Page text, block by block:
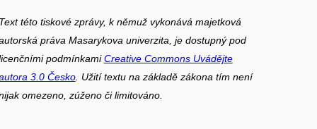
Text této tiskové zprávy, k němuž vykonává majetková
práva Masarykova univerzita, je dostupný pod
podmínkamiCreative Commons Uvádějte
3.0 Česko. Užití textu na základě zákona tím není
omezeno, zúženo či limitováno.